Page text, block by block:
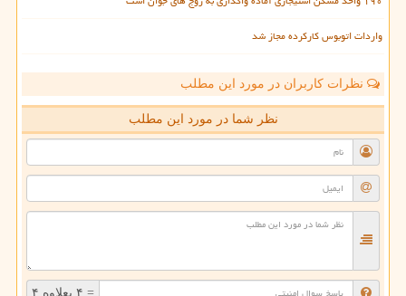
واردات اتوبوس کارکرده مجاز شد
نظرات کاربران در مورد این مطلب
نظر شما در مورد این مطلب
= ۴ بعلاوه ۴